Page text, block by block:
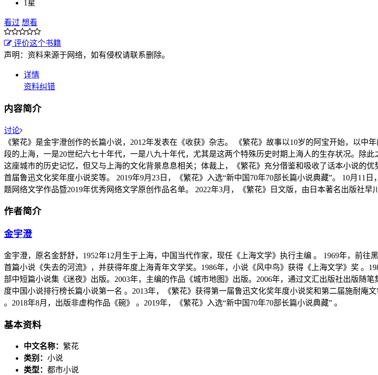
1星
看过 想看
评价这个书籍
声明：资料来源于网络，如有侵权请联系删除。
详情
资料纠错
内容简介
讨论
《繁花》是金宇澄创作的长篇小说，2012年发表在《收获》杂志。 《繁花》故事以10岁的阿宝开始，以中
段的上海，一是20世纪六七十年代，一是八九十年代，尤其是这两个特殊历史时期上海人的生存状况。除
这座城市的历史记忆，但又与上海的文化背景息息相关；体裁上，《繁花》充分借鉴和吸收了话本小说的
首届鲁迅文化奖年度小说奖等。 2019年9月23日，《繁花》入选“新中国70年70部长篇小说典藏”。 10月11
题网络文学作品暨2019年优秀网络文学原创作品名单。 2022年3月，《繁花》日文版，由日本著名出版社早
作者简介
金宇澄
金宇澄，原名金舒舒，1952年12月生于上海，中国当代作家，现任《上海文学》执行主编 。 1969年，前
首篇小说《失去的河流》，并获得年度上海青年文学奖。1986年，小说《风中鸟》获得《上海文学》奖 。
部中短篇小说集《迷夜》出版。2003年，主编的作品《城市地图》出版。2006年，通过文汇出版社出版随
度中国小说排行榜长篇小说第一名 。2013年，《繁花》获得第一届鲁迅文化奖年度小说奖和第二届施耐庵
。2018年8月，出版非虚构作品《碗》 。2019年，《繁花》入选“新中国70年70部长篇小说典藏” 。
基本资料
中文名称： 繁花
类别： 小说
类型： 都市小说